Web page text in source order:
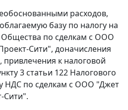
расходов,
базу по налогу на
по сделкам с ООО
Сити", доначисления
к налоговой
3 статьи 122 Налогового
НДС по сделкам с ООО "Джет
Сити".